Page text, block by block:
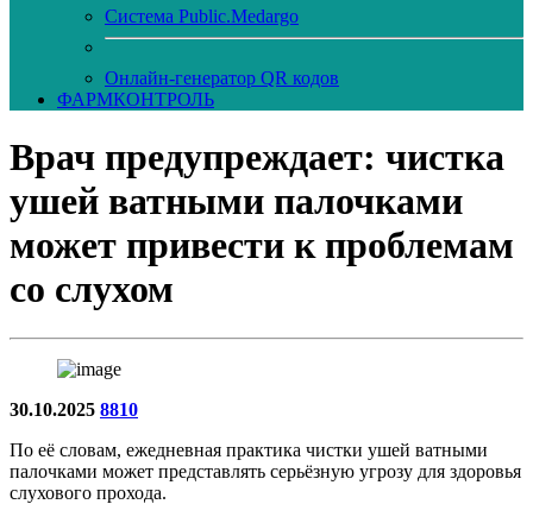
Система Public.Medargo
Онлайн-генератор QR кодов
ФАРМКОНТРОЛЬ
Врач предупреждает: чистка
ушей ватными палочками
может привести к проблемам
со слухом
30.10.2025 8810
По её словам, ежедневная практика чистки ушей ватными
палочками может представлять серьёзную угрозу для здоровья
слухового прохода.